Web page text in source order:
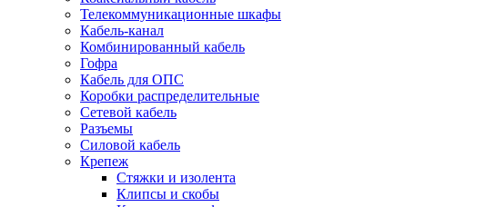
Телекоммуникационные шкафы
Кабель-канал
Комбинированный кабель
Гофра
Кабель для ОПС
Коробки распределительные
Сетевой кабель
Разъемы
Силовой кабель
Крепеж
Стяжки и изолента
Клипсы и скобы